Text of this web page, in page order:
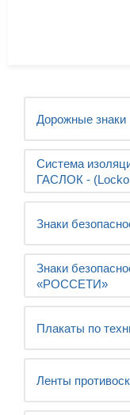
Дорожные знаки
Система
ГАСЛОК -
Знаки
Знаки
«РОССЕТИ»
Плакаты по
Ленты